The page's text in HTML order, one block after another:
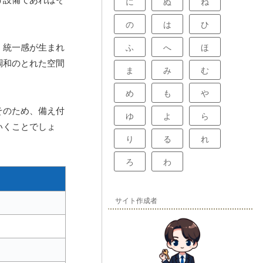
一感が生まれ
のとれた空間
ため、備え付
ことでしょ
の は ひ
ふ へ ほ
ま み む
め も や
ゆ よ ら
り る れ
ろ わ
サイト作成者